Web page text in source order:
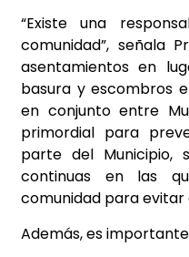
“Existe una
comunidad”, señala
asentamientos en
basura y escombros
en conjunto entre
primordial para
parte del Municipio,
continuas en las
comunidad para evitar
Además, es